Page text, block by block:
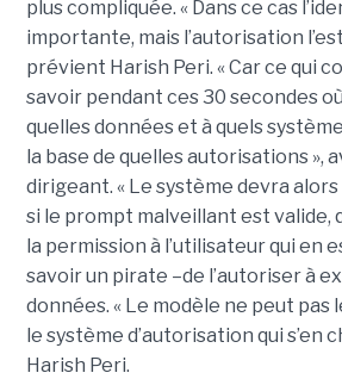
plus compliquée. « Dans ce cas
importante, mais l’autorisation
prévient Harish Peri. « Car ce qui
savoir pendant ces 30 secondes
quelles données et à quels
la base de quelles autorisations »,
dirigeant. « Le système devra
si le prompt malveillant est valide,
la permission à l’utilisateur qui en
savoir un pirate –de l’autoriser à
données. « Le modèle ne peut pas
le système d’autorisation qui s’en
Harish Peri.